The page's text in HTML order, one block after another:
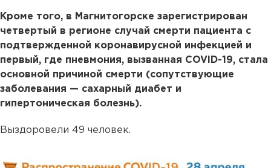
Кроме того, в Магнитогорске зарегистрирован
четвертый в регионе случай смерти пациента с
подтвержденной коронавирусной инфекцией и
первый, где пневмония, вызванная COVID-19, стала
основной причиной смерти (сопутствующие
заболевания — сахарный диабет и
гипертоническая болезнь).
Выздоровели 49 человек.